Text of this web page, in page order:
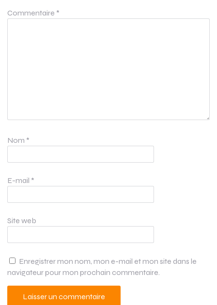
Commentaire *
Nom *
E-mail *
Site web
Enregistrer mon nom, mon e-mail et mon site dans le
navigateur pour mon prochain commentaire.